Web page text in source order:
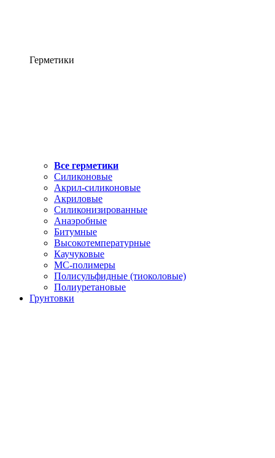
Герметики
Все герметики
Силиконовые
Акрил-силиконовые
Акриловые
Силиконизированные
Анаэробные
Битумные
Высокотемпературные
Каучуковые
МС-полимеры
Полисульфидные (тиоколовые)
Полиуретановые
Грунтовки